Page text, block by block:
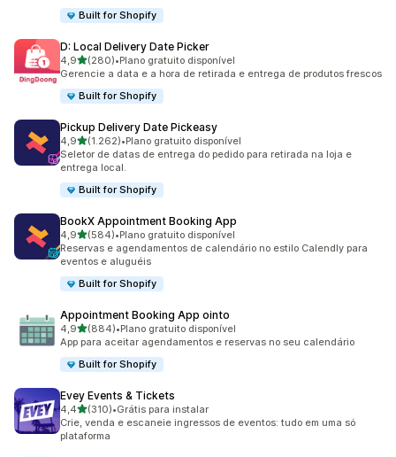
Built for Shopify
D: Local Delivery Date Picker
4,9de 5 estrelas
(280)
280 avaliações ao todo
•Plano gratuito disponível
Gerencie a data e a hora de retirada e entrega de produtos frescos
Built for Shopify
Pickup Delivery Date Pickeasy
4,9de 5 estrelas
(1.262)
1262 avaliações ao todo
•Plano gratuito disponível
Seletor de datas de entrega do pedido para retirada na loja e
entrega local.
Built for Shopify
BookX Appointment Booking App
4,9de 5 estrelas
(584)
584 avaliações ao todo
•Plano gratuito disponível
Reservas e agendamentos de calendário no estilo Calendly para
eventos e aluguéis
Built for Shopify
Appointment Booking App ointo
4,9de 5 estrelas
(884)
884 avaliações ao todo
•Plano gratuito disponível
App para aceitar agendamentos e reservas no seu calendário
Built for Shopify
Evey Events & Tickets
4,4de 5 estrelas
(310)
310 avaliações ao todo
•Grátis para instalar
Crie, venda e escaneie ingressos de eventos: tudo em uma só
plataforma